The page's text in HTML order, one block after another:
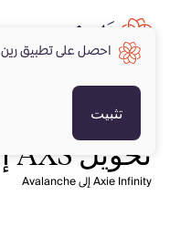
تحويل AXS إلى AVAX
Axie Infinity إلى Avalanche
احصل على تطبيق رين
تثبيت